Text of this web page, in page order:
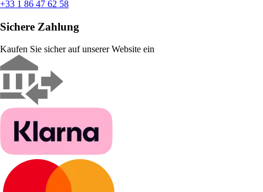
+33 1 86 47 62 58
Sichere Zahlung
Kaufen Sie sicher auf unserer Website ein